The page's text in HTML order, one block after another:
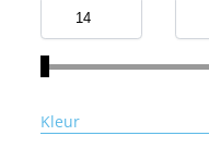
Kleur